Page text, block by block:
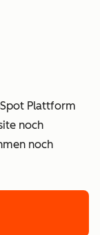
Plattform
noch
noch